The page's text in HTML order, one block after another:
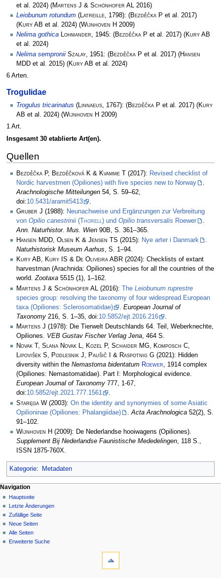
et al. 2024) (Martens J & Schönhofer AL
2016)
Leiobunum rotundum (Latreille, 1798): (Bezděčka P et al. 2017)
(Kury AB et al. 2024) (Wijnhoven H 2009)
Nelima gothica Lohmander, 1945: (Bezděčka P et al. 2017) (Kury AB
et al. 2024)
Nelima sempronii Szalay , 1951: (Bezděčka P et al. 2017) (Hansen
MDD et al. 2015) (Kury AB et al. 2024)
6 Arten.
Trogulidae
Trogulus tricarinatus ( Linnaeus , 1767): (Bezděčka P et al. 2017) (Kury
AB et al. 2024) (Wijnhoven H 2009)
1 Art.
Insgesamt 30 etablierte Art(en).
Quellen
Bezděčka P, Bezděčková K & Kvamme T (2017): Revised checklist of
Nordic harvestmen (Opiliones) with five species new to Norway
Arachnologische Mitteilungen 54, S. 59–62,
doi:10.5431/aramit5413
Gruber J (1988): Neunachweise und Ergänzungen zur Verbreitung
von Opilio canestrinii ( Thorell) und Opilio transversalis Roewer
.
Ann. Naturhistor. Mus. Wien 90B, S. 361–365.
Hansen MDD, Olsen K & Jensen TS (2015): Nye arter i Danmark
.
Naturhistorisk Museum Aarhus, S. 1–94.
Kury AB, Kury IS & De Oliveira ABR (2024): Checklists of extant
harvestman (Arachnida: Opiliones) species for all the countries of the
world.Zootaxa 5515 (1), 1–162.
Martens J & Schönhofer AL
(2016): The Leiobunum ruprestre
species group: resolving the taxonomy of four widespread European
taxa (Opiliones: Sclerosomatidae)
European Journal of
Taxonomy 216, S. 1–35, doi:10.5852/ejt.2016.216
Martens J (1978): Die Tierwelt Deutschlands 64. Teil, Weberknechte,
Opiliones. VEB Gustav Fischer Verlag Jena, 464 S.
Novak T, Slana Novak L, Kozel P, Schaider MG, Komposch C,
Lipovišek S, Podlesnik J, Paušič I & Raspotnig G (2021): Hidden
diversity within the Nemastoma bidentatum Roewer, 1914 complex
(Opiliones: Nemastomatidae). Part I: Morphological evidence.
European Journal of Taxonomy 777, 1-67,
doi:10.5852/ejt.2021.777.1561
.
Staręga W (2003): On the identity and synonymies of some Asiatic
Opilioninae (Opiliones: Phalangiidae)
Acta Arachnologica 52(2), S.
91–102.
Wijnhoven H (2009): De Nederlandse hooiwagens (Opiliones).
Supplement Bij Nederlandse Faunistische Mededelingen , 118 S.,
ISSN 1875-760X.
Kategorie: Metadaten
Navigation
Hauptseite
Letzte Änderungen
Zufällige Seite
Neue Seiten
Alle Seiten
Erweiterte Suche